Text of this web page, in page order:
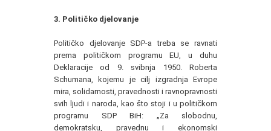
3. Političko djelovanje
Političko djelovanje SDP-a treba se ravnati
prema političkom programu EU, u duhu
Deklaracije od 9. svibnja 1950. Roberta
Schumana, kojemu je cilj izgradnja Evrope
mira, solidarnosti, pravednosti i ravnopravnosti
svih ljudi i naroda, kao što stoji i u političkom
programu SDP BiH: „Za slobodnu,
demokratsku, pravednu i ekonomski